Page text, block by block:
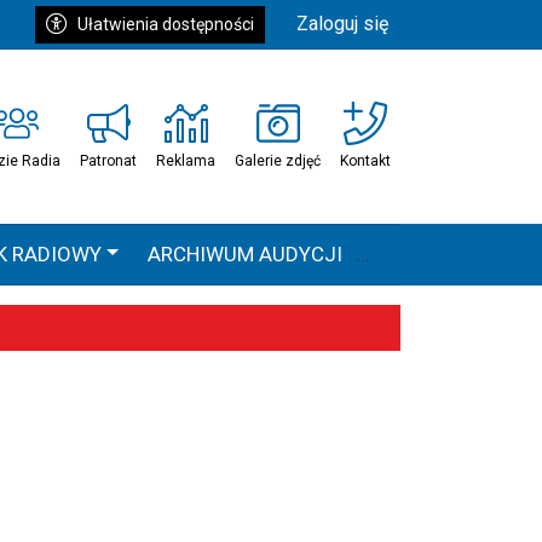
Ułatwienia dostępności Zaloguj się
Radia Patronat Reklama Galerie zdjęć Kontakt
RADIOWY ARCHIWUM AUDYCJI
HEAVEN TOUR